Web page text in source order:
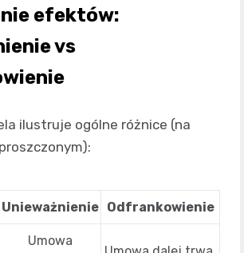
efektów:
vs
ilustruje ogólne różnice (na
Unieważnienie Odfrankowienie
Umowa